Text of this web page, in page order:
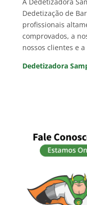
A Dedetizadora
Dedetização de
profissionais
comprovados, a
nossos clientes e
Dedetizadora